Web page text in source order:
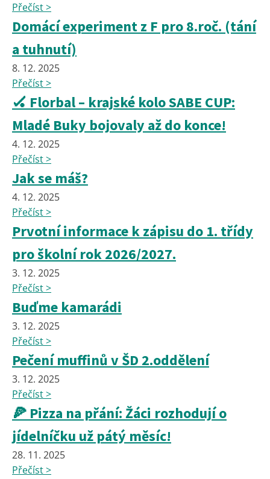
Přečíst >
Domácí experiment z F pro 8.roč. (tání
a tuhnutí)
8. 12. 2025
Přečíst >
🏑 Florbal – krajské kolo SABE CUP:
Mladé Buky bojovaly až do konce!
4. 12. 2025
Přečíst >
Jak se máš?
4. 12. 2025
Přečíst >
Prvotní informace k zápisu do 1. třídy
pro školní rok 2026/2027.
3. 12. 2025
Přečíst >
Buďme kamarádi
3. 12. 2025
Přečíst >
Pečení muffinů v ŠD 2.oddělení
3. 12. 2025
Přečíst >
🍕 Pizza na přání: Žáci rozhodují o
jídelníčku už pátý měsíc!
28. 11. 2025
Přečíst >